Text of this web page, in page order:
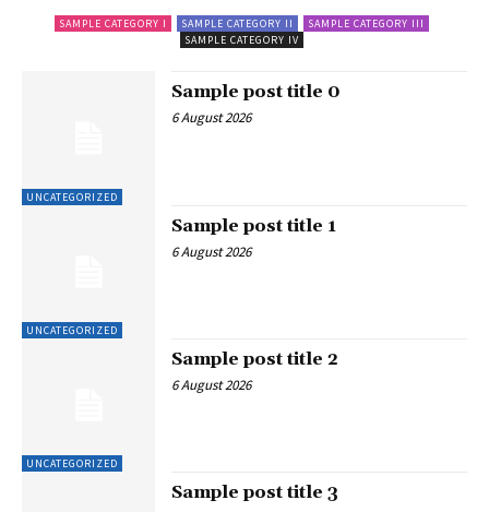
SAMPLE CATEGORY I SAMPLE CATEGORY II
SAMPLE CATEGORY III
SAMPLE CATEGORY IV
UNCATEGORIZED
Sample post title 0
6 August 2026
UNCATEGORIZED
Sample post title 1
6 August 2026
UNCATEGORIZED
Sample post title 2
6 August 2026
Sample post title 3